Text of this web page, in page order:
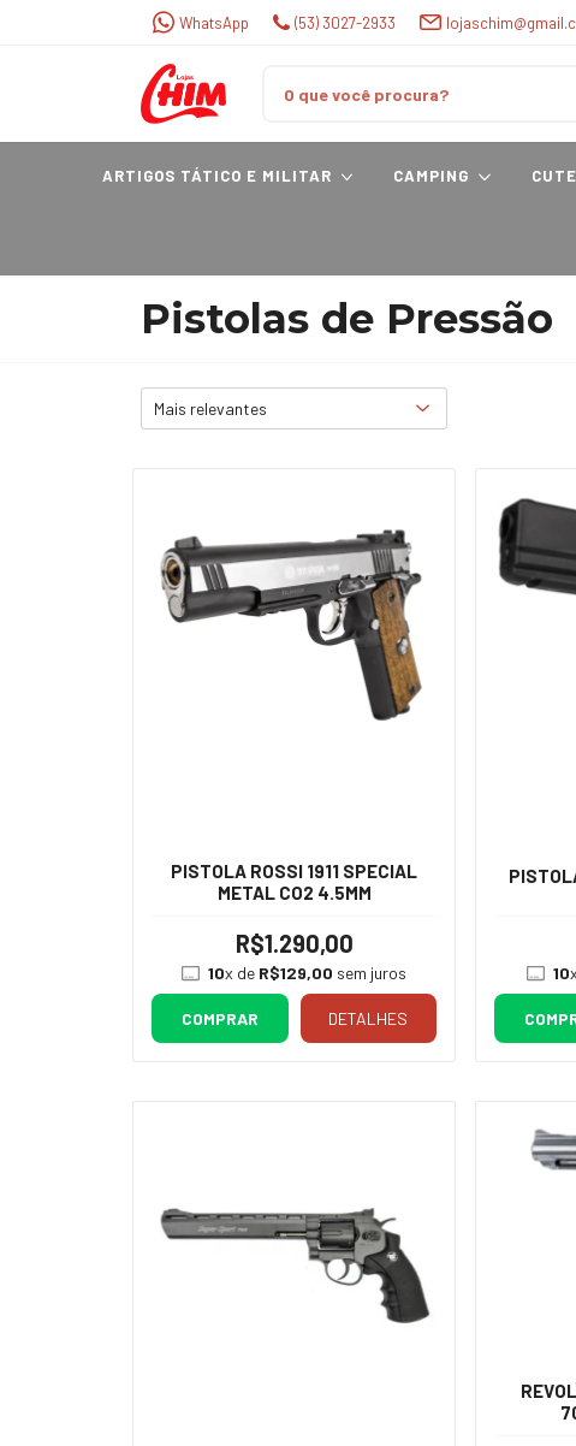
WhatsApp (53) 3027-2933
ARTIGOS TÁTICO E MILITAR CAMPING
Pistolas de Pressão
PISTOLA ROSSI 1911 SPECIAL
METAL CO2 4.5MM
R$1.290,00
10x de R$129,00 sem juros
COMPRAR DETALHES
10